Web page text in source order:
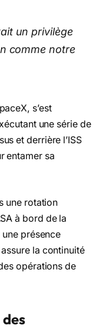
un privilège
comme notre
s’est
une série de
et derrière l’ISS
entamer sa
une rotation
à bord de la
présence
la continuité
opérations de